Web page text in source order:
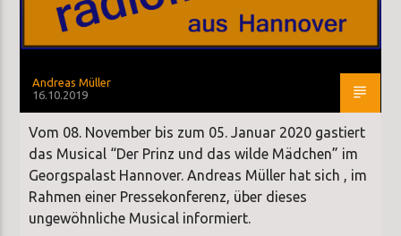
Andreas Müller
16.10.2019
Vom 08. November bis zum 05. Januar 2020 gastiert
das Musical “Der Prinz und das wilde Mädchen” im
Georgspalast Hannover. Andreas Müller hat sich , im
Rahmen einer Pressekonferenz, über dieses
ungewöhnliche Musical informiert.